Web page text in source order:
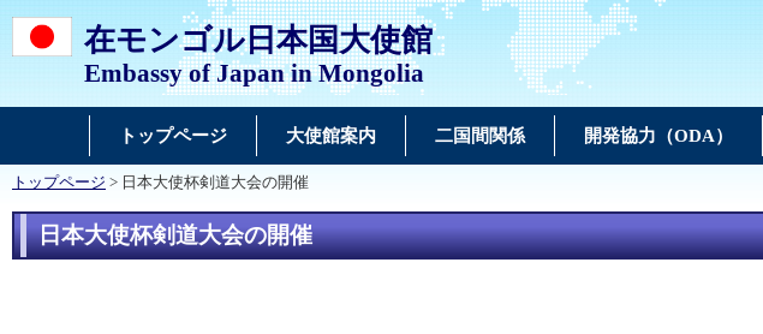
在モンゴル日本国大使館
Embassy of Japan in Mongolia
トップページ 大使館案内 二国間関係 開発協力（ODA）
トップページ > 日本大使杯剣道大会の開催
日本大使杯剣道大会の開催